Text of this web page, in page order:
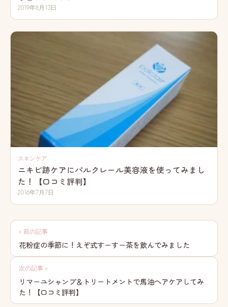
2019年6月13日
スキンケア
ニキビ跡ケアにパルクレール美容液を使ってみまし
た！【口コミ評判】
2016年7月7日
投
稿
ナ
ビ
ゲ
« 前の記事
花粉症の季節に！えぞ式すーすー茶を飲んでみました
次の記事 »
リマーユシャンプ＆トリートメントで馬油ヘアケアしてみ
た！【口コミ評判】